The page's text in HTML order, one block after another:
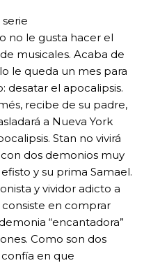
serie
no le gusta hacer el
musicales. Acaba de
le queda un mes para
desatar el apocalipsis.
recibe de su padre,
a Nueva York
Stan no vivirá
dos demonios muy
y su prima Samael.
y vividor adicto a
consiste en comprar
“encantadora”
Como son dos
en que